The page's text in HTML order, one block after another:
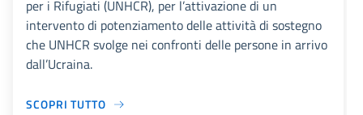
per i Rifugiati (UNHCR), per l’attivazione di un
intervento di potenziamento delle attività di sostegno
che UNHCR svolge nei confronti delle persone in arrivo
dall’Ucraina.
SCOPRI TUTTO